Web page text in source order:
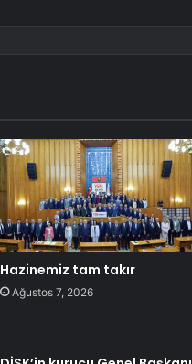
Hazinemiz tam takır
Ağustos 7, 2026